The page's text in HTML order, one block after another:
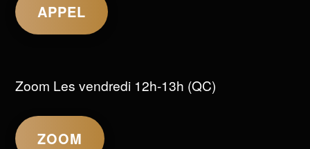
APPEL
Zoom Les vendredi 12h-13h (QC)
ZOOM